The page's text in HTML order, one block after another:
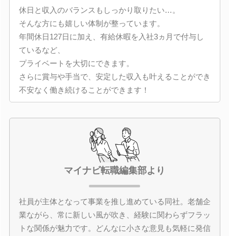
休日と収入のバランスもしっかり取りたい…。
そんな方にも嬉しい体制が整っています。
年間休日127日に加え、有給休暇を入社3ヵ月で付与し
ているなど、
プライベートを大切にできます。
さらに賞与や手当で、安定した収入も叶えることができ
不安なく働き続けることができます！
マイナビ転職編集部より
社員が主体となって事業を推し進めている同社。老舗企
業ながら、常に新しい風が吹き、経験に関わらずフラッ
トな関係が魅力です。どんなに小さな意見も気軽に発信